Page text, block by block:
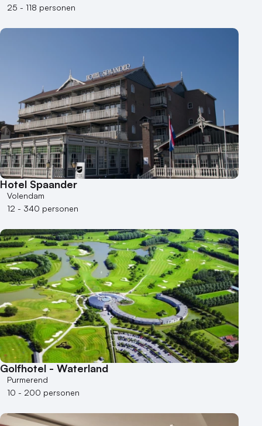
25 - 118 personen
Hotel Spaander
Volendam
12 - 340 personen
Golfhotel - Waterland
Purmerend
10 - 200 personen